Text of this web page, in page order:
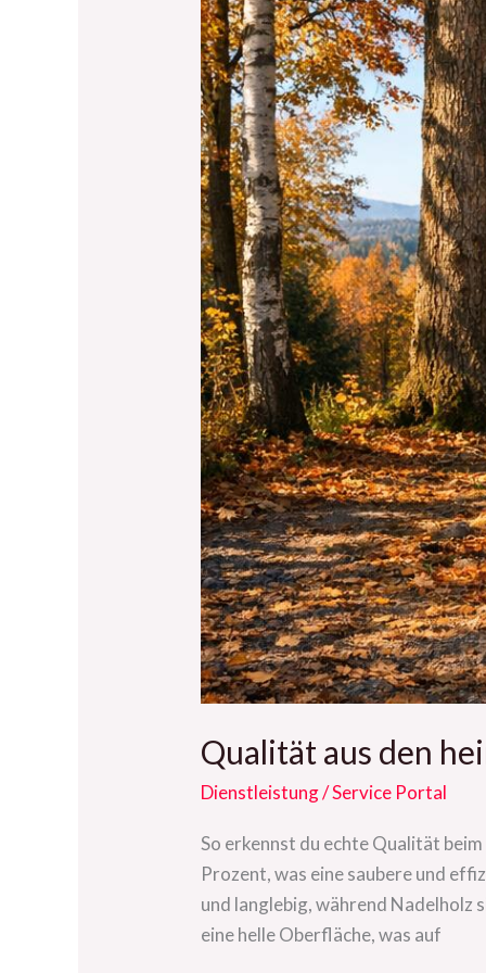
Qualität aus den
Dienstleistung/Service Portal
So erkennst du echte Qualität
Prozent, was eine saubere und
und langlebig, während Nadelholz
eine helle Oberfläche, was auf